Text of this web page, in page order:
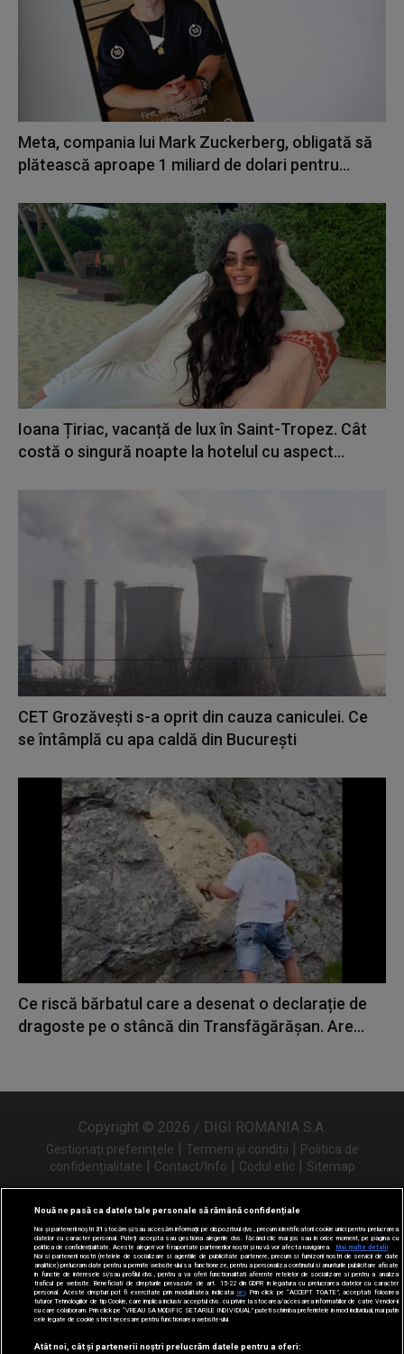
Meta, compania lui Mark Zuckerberg, obligată să
plătească aproape 1 miliard de dolari pentru...
Ioana Țiriac, vacanță de lux în Saint-Tropez. Cât
costă o singură noapte la hotelul cu aspect...
CET Grozăvești s-a oprit din cauza caniculei. Ce
se întâmplă cu apa caldă din București
Ce riscă bărbatul care a desenat o declarație de
dragoste pe o stâncă din Transfăgărășan. Are...
Copyright © 2026 / DIGI ROMANIA S.A.
Gestionați preferințele | Termeni și condiții | Politica de
confidențialitate | Contact/Info | Codul etic | Sitemap
Urmărește-ne și pe
Nouă ne pasă ca datele tale personale să rămână confidențiale
Noi și partenerii noștri31 stocăm și/sau accesăm informații pe dispozitivul dvs., precum identificatorii cookie unici pentru prelucrarea
datelor cu caracter personal. Puteți accepta sau gestiona alegerile dvs. făcând clic mai jos sau în orice moment, pe pagina cu
politica de confidențialitate. Aceste alegeri vor fi raportate partenerilor noștri și nu vă vor afecta navigarea.
Mai multe detalii
Noi si partenerii nostri (retelele de socializare si agentiile de publicitate partenere, precum si furnizorii nostri de servicii de date
analitice) prelucram date pentru a permite website-ului sa functioneze, pentru a personaliza continutul si anunturile publicitare afisate
in functie de interesele si/sau profilul dvs., pentru a va oferi functionalitati aferente retelelor de socializare si pentru a analiza
traficul pe website. Beneficiati de drepturile prevazute de art. 15-22 din GDPR in legatura cu prelucrarea datelor cu caracter
personal. Aceste drepturi pot fi exercitate prin modalitatea indicata aici. Prin click pe “ACCEPT TOATE”, acceptati folosirea
tuturor Tehnologiilor de tip Cookie, care implica inclusiv acceptul dvs. cu privire la stocarea/accesarea informatiilor de catre Vendor-ii
cu care colaboram. Prin click pe “VREAU SA MODIFIC SETARILE INDIVIDUAL” puteti schimba preferintele in mod individual, mai putin
cele legate de cookie strict necesare pentru functionarea website-ului.
Atât noi, cât și partenerii noștri prelucrăm datele pentru a oferi: